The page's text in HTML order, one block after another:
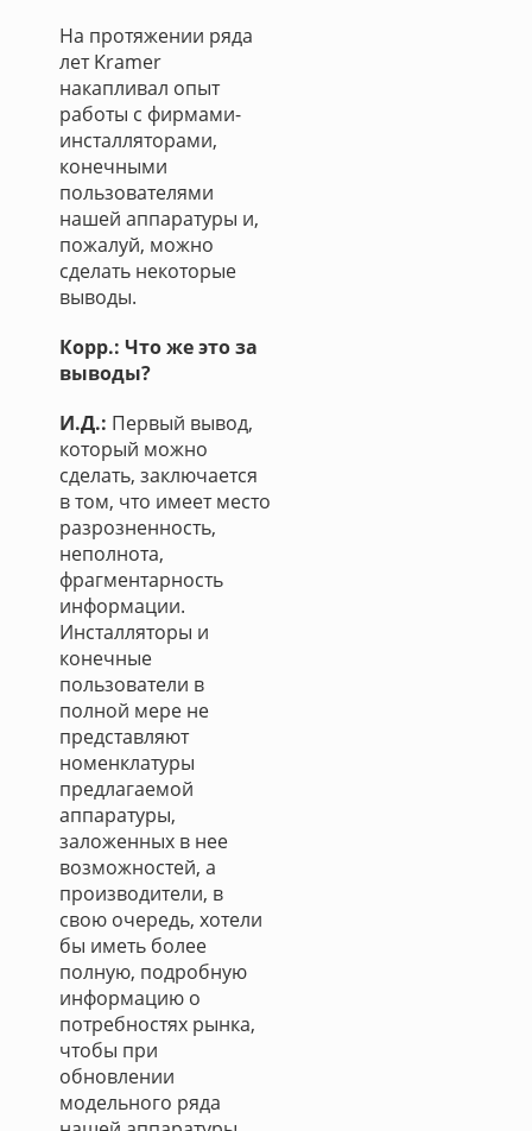
На протяжении ряда
лет Kramer
накапливал опыт
работы с фирмами-
инсталляторами,
конечными
пользователями
нашей аппаратуры и,
пожалуй, можно
сделать некоторые
выводы.
Корр.: Что же это за
выводы?
И.Д.: Первый вывод,
который можно
сделать, заключается
в том, что имеет место
разрозненность,
неполнота,
фрагментарность
информации.
Инсталляторы и
конечные
пользователи в
полной мере не
представляют
номенклатуры
предлагаемой
аппаратуры,
заложенных в нее
возможностей, а
производители, в
свою очередь, хотели
бы иметь более
полную, подробную
информацию о
потребностях рынка,
чтобы при
обновлении
модельного ряда